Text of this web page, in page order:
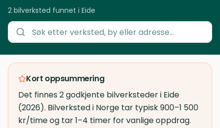
2 bilverksted funnet i Eide
Kort oppsummering
Det finnes 2 godkjente bilverksteder i Eide
(2026). Bilverksted i Norge tar typisk 900–1 500
kr/time og tar 1–4 timer for vanlige oppdrag.